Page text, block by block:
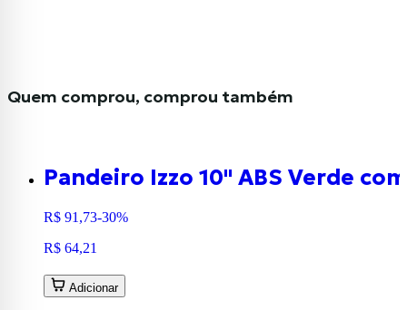
Quem comprou, comprou também
Pandeiro Izzo 10" ABS Verde
R$ 91,73-30%
R$ 64,21
Adicionar